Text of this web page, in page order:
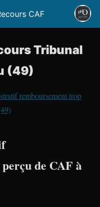
CAF
Tribunal
(49)
remboursement trop
de CAF à